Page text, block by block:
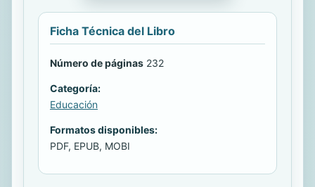
Ficha Técnica del Libro
Número de páginas 232
Categoría:
Educación
Formatos disponibles:
PDF, EPUB, MOBI